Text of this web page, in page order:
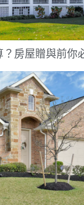
房屋贈與前你